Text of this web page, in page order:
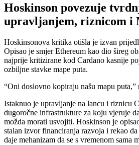
Hoskinson povezuje
upravljanjem, riznicom i
Hoskinsonova kritika otišla je izvan
Opisao je smjer Ethereum kao dio šireg
najprije kritizirane kod Cardano kasnije
ozbiljne stavke mape puta.
“Oni doslovno kopiraju našu mapu puta,”
Istaknuo je upravljanje na lancu i riznicu
dugoročne infrastrukture za koju vjeruje
možda morati usvojiti. Hoskinson je
stalan izvor financiranja razvoja i rekao
daje mehanizam da se s vremenom sama